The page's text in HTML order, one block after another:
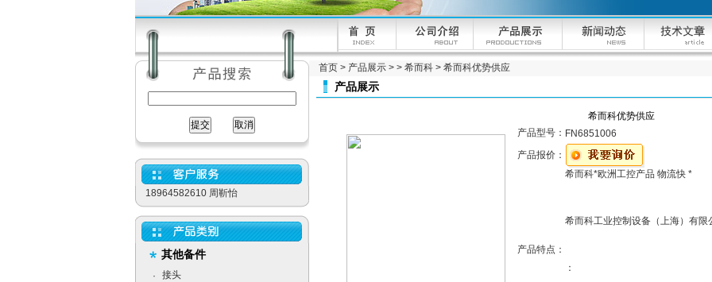
18964582610 周靳怡
其他备件
·
接头
首页 > 产品展示 > > 希而科 > 希而科优势供应
产品展示
希而科优势供应
产品型号： FN6851006
产品报价：
产品特点：
希而科*欧洲工控产品 物流快 *
希而科工业控制设备（上海）有限
：